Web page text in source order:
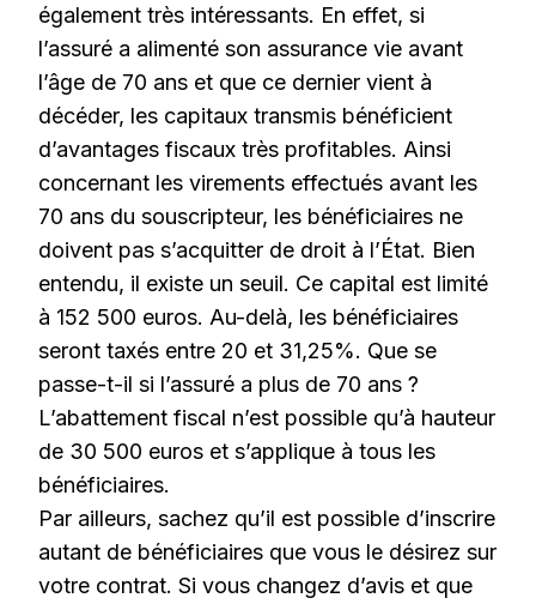
également très intéressants. En effet, si
l’assuré a alimenté son assurance vie avant
l’âge de 70 ans et que ce dernier vient à
décéder, les capitaux transmis bénéficient
d’avantages fiscaux très profitables. Ainsi
concernant les virements effectués avant les
70 ans du souscripteur, les bénéficiaires ne
doivent pas s’acquitter de droit à l’État. Bien
entendu, il existe un seuil. Ce capital est limité
à 152 500 euros. Au-delà, les bénéficiaires
seront taxés entre 20 et 31,25%. Que se
passe-t-il si l’assuré a plus de 70 ans ?
L’abattement fiscal n’est possible qu’à hauteur
de 30 500 euros et s’applique à tous les
bénéficiaires.
Par ailleurs, sachez qu’il est possible d’inscrire
autant de bénéficiaires que vous le désirez sur
votre contrat. Si vous changez d’avis et que